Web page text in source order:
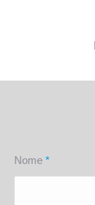
Nome *